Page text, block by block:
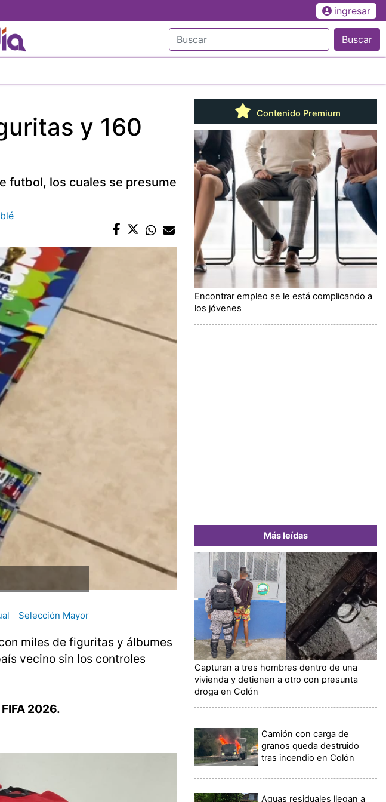
ingresar
Buscar
y 160
futbol, los cuales se presume
Selección Mayor
miles de figuritas y álbumes
vecino sin los controles
2026.
Contenido Premium
Encontrar empleo se le está complicando a
los jóvenes
Más leídas
Capturan a tres hombres dentro de una
vivienda y detienen a otro con presunta
droga en Colón
Camión con carga de
granos queda destruido
tras incendio en Colón
Aguas residuales llegan a